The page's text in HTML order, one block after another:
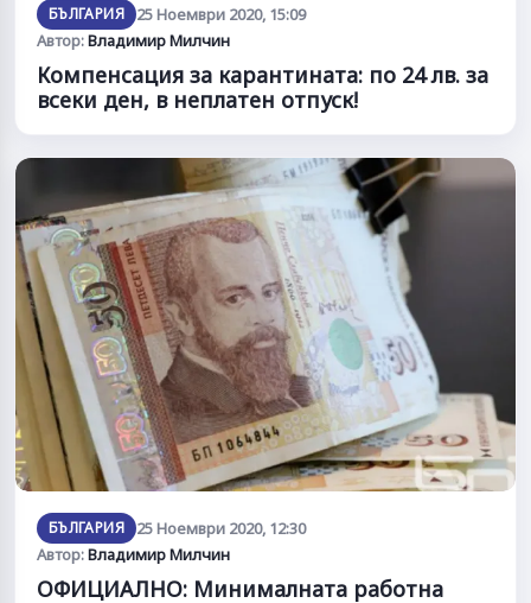
БЪЛГАРИЯ 25 Ноември 2020, 15:09
Автор:Владимир Милчин
Компенсация за карантината: по 24 лв. за
всеки ден, в неплатен отпуск!
БЪЛГАРИЯ 25 Ноември 2020, 12:30
Автор:Владимир Милчин
ОФИЦИАЛНО: Минималната работна